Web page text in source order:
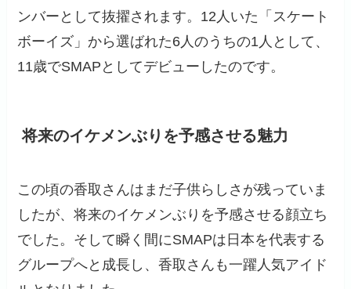
ンバーとして抜擢されます。12人いた「スケート
ボーイズ」から選ばれた6人のうちの1人として、
11歳でSMAPとしてデビューしたのです。
将来のイケメンぶりを予感させる魅力
この頃の香取さんはまだ子供らしさが残っていま
したが、将来のイケメンぶりを予感させる顔立ち
でした。そして瞬く間にSMAPは日本を代表する
グループへと成長し、香取さんも一躍人気アイド